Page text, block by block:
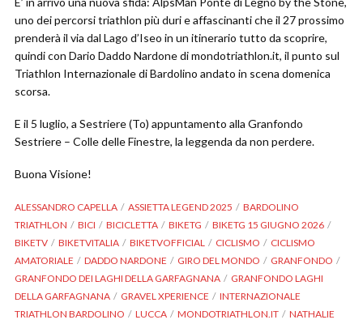
uno dei percorsi triathlon più duri e affascinanti che il 27 prossimo
prenderà il via dal Lago d’Iseo in un itinerario tutto da scoprire,
quindi con Dario Daddo Nardone di mondotriathlon.it, il punto sul
Triathlon Internazionale di Bardolino andato in scena domenica
scorsa.
E il 5 luglio, a Sestriere (To) appuntamento alla Granfondo
Sestriere – Colle delle Finestre, la leggenda da non perdere.
Buona Visione!
ALESSANDRO CAPELLA ASSIETTA LEGEND 2025
BARDOLINO
TRIATHLON
BICI BICICLETTA BIKETG
BIKETG 15 GIUGNO 2026
BIKETV
BIKETVITALIA BIKETVOFFICIAL CICLISMO
CICLISMO
AMATORIALE
DADDO NARDONE GIRO DEL MONDO
GRANFONDO
GRANFONDO DEI LAGHI DELLA GARFAGNANA
GRANFONDO LAGHI
DELLA GARFAGNANA
GRAVEL XPERIENCE
INTERNAZIONALE
TRIATHLON BARDOLINO
LUCCA MONDOTRIATHLON.IT
NATHALIE